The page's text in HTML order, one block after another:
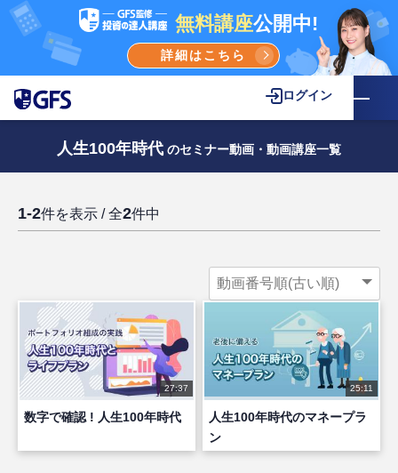
無料講座公開中!
詳細はこちら
ログイン
人生100年時代 のセミナー動画・動画講座一覧
1-2件を表示 / 全2件中
27:37
数字で確認 ! 人生100年時代
25:11
人生100年時代のマネープラ
ン